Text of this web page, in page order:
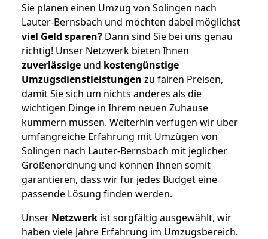
Sie planen einen Umzug von Solingen nach
Lauter-Bernsbach und möchten dabei möglichst
viel Geld sparen? Dann sind Sie bei uns genau
richtig! Unser Netzwerk bieten Ihnen
zuverlässige und kostengünstige
Umzugsdienstleistungen zu fairen Preisen,
damit Sie sich um nichts anderes als die
wichtigen Dinge in Ihrem neuen Zuhause
kümmern müssen. Weiterhin verfügen wir über
umfangreiche Erfahrung mit Umzügen von
Solingen nach Lauter-Bernsbach mit jeglicher
Größenordnung und können Ihnen somit
garantieren, dass wir für jedes Budget eine
passende Lösung finden werden.
Unser Netzwerk ist sorgfältig ausgewählt, wir
haben viele Jahre Erfahrung im Umzugsbereich.